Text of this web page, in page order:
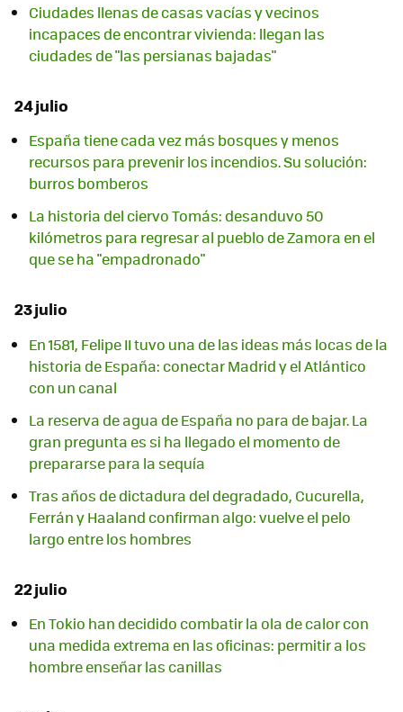
Ciudades llenas de casas vacías y vecinos
incapaces de encontrar vivienda: llegan las
ciudades de "las persianas bajadas"
24 julio
España tiene cada vez más bosques y menos
recursos para prevenir los incendios. Su solución:
burros bomberos
La historia del ciervo Tomás: desanduvo 50
kilómetros para regresar al pueblo de Zamora en el
que se ha "empadronado"
23 julio
En 1581, Felipe II tuvo una de las ideas más locas de la
historia de España: conectar Madrid y el Atlántico
con un canal
La reserva de agua de España no para de bajar. La
gran pregunta es si ha llegado el momento de
prepararse para la sequía
Tras años de dictadura del degradado, Cucurella,
Ferrán y Haaland confirman algo: vuelve el pelo
largo entre los hombres
22 julio
En Tokio han decidido combatir la ola de calor con
una medida extrema en las oficinas: permitir a los
hombre enseñar las canillas